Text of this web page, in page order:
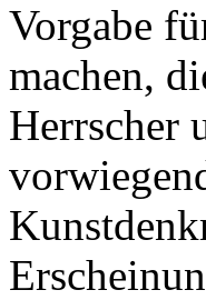
Vorgabe
machen,
Herrscher